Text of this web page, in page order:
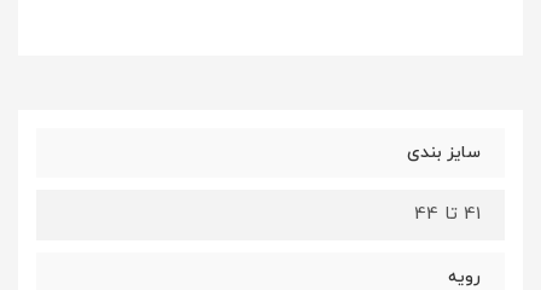
سایز بندی
41 تا 44
رویه